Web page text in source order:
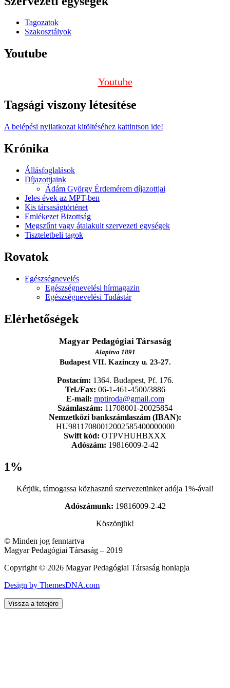
Tagozatok
Szakosztályok
Youtube
Youtube
Tagsági viszony létesítése
A belépési nyilatkozat kitöltéséhez kattintson ide!
Krónika
Állásfoglalások
Díjazottjaink
Ádám György Érdemérem díjazottjai
Jeles évek az MPT-ben
Kis társaságtörténet
Emlékezet Bizottság
Megszűnt vagy átalakult szervezeti egységek
Tiszteletbeli tagok
Rovatok
Egészségnevelés
Egészségnevelési hírmagazin
Egészségnevelési Tudástár
Elérhetőségek
Magyar Pedagógiai Társaság
Alapítva 1891
Budapest VII. Kazinczy u. 23-27.
Postacím: 1364. Budapest, Pf. 176.
Tel./Fax: 06-1-461-4500/3886
E-mail: mptiroda@gmail.com
Számlaszám: 11708001-20025854
Nemzetközi bankszámlaszám (IBAN):
HU98117080012002585400000000
Swift kód: OTPVHUHBXXX
Adószám: 19816009-2-42
1%
Kérjük, támogassa közhasznú szervezetünket adója 1%-ával!
Adószámunk: 19816009-2-42
Köszönjük!
© Minden jog fenntartva
Magyar Pedagógiai Társaság – 2019
Copyright © 2026 Magyar Pedagógiai Társaság honlapja
Design by ThemesDNA.com
Vissza a tetejére